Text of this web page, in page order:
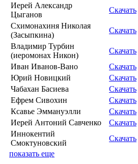
Иерей Александр
Цыганов
Скачать
Схимонахиня Николая
(Засыпкина)
Скачать
Владимир Турбин
(иеромонах Никон)
Скачать
Иван Иванов-Вано
Скачать
Юрий Новицкий
Скачать
Чабахан Басиева
Скачать
Ефрем Сивохин
Скачать
Ксавье Эммануэлли
Скачать
Иерей Антоний Савченко
Скачать
Иннокентий
Смоктуновский
Скачать
показать еще